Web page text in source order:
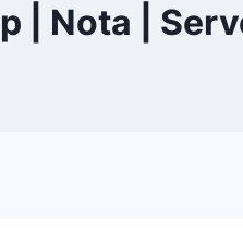
| Nota |